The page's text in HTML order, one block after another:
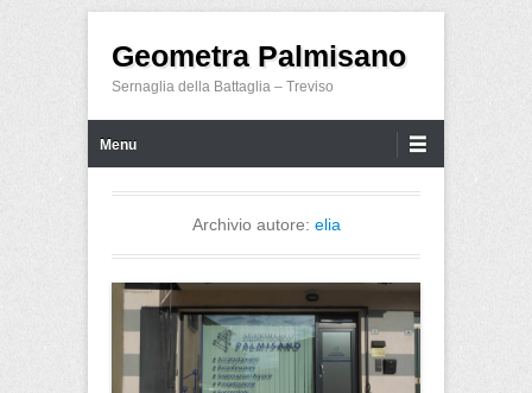
Geometra Palmisano
Sernaglia della Battaglia – Treviso
Menu
Archivio autore: elia